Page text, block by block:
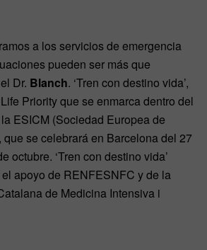
a los servicios de emergencia
pueden ser más que
Dr. Blanch. ‘Tren con destino vida’,
Priority que se enmarca dentro del
ESICM (Sociedad Europea de
se celebrará en Barcelona del 27
octubre. ‘Tren con destino vida’
apoyo de RENFESNFC y de la
de Medicina Intensiva i